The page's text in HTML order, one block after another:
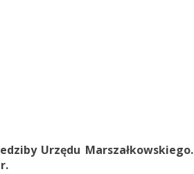
Urzędu Marszałkowskiego.